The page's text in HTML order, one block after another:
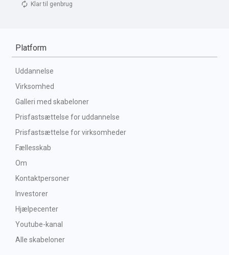
Klar til genbrug
Platform
Uddannelse
Virksomhed
Galleri med skabeloner
Prisfastsættelse for uddannelse
Prisfastsættelse for virksomheder
Fællesskab
Om
Kontaktpersoner
Investorer
Hjælpecenter
Youtube-kanal
Alle skabeloner